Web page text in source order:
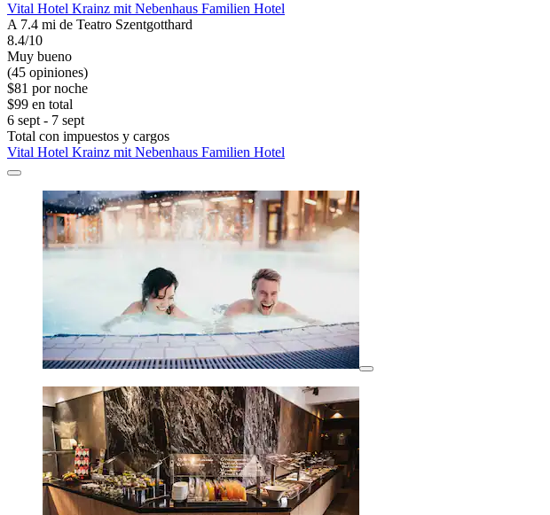
Vital Hotel Krainz mit Nebenhaus Familien Hotel
A 7.4 mi de Teatro Szentgotthard
8.4/10
Muy bueno
(45 opiniones)
$81 por noche
$99 en total
6 sept - 7 sept
Total con impuestos y cargos
Vital Hotel Krainz mit Nebenhaus Familien Hotel